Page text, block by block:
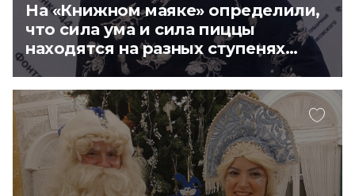
На «Книжном маяке» определили,
что сила ума и сила пиццы
находятся на разных ступенях
пирамиды Маслоу